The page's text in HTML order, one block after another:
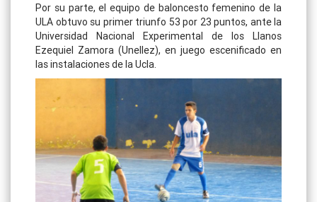
Por su parte, el equipo de baloncesto femenino de la
ULA obtuvo su primer triunfo 53 por 23 puntos, ante la
Universidad Nacional Experimental de los Llanos
Ezequiel Zamora (Unellez), en juego escenificado en
las instalaciones de la Ucla.